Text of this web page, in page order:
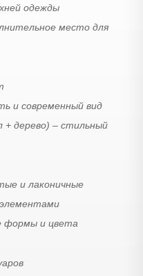
одежды
место для
и современный вид
+ дерево) – стильный
и лаконичные
формы и цвета